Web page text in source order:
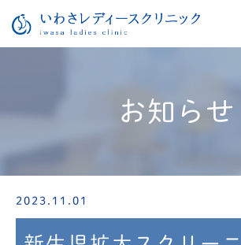
お知らせ
2023.11.01